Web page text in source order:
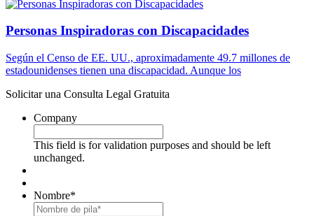
Personas Inspiradoras con Discapacidades
Según el Censo de EE. UU., aproximadamente 49.7 millones de
estadounidenses tienen una discapacidad. Aunque los
Solicitar una Consulta Legal Gratuita
Company
This field is for validation purposes and should be left
unchanged.
Nombre*